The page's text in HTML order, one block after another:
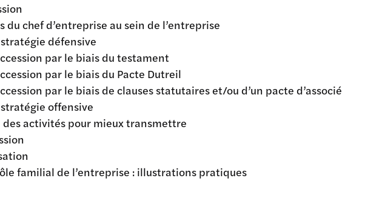
du chef d’entreprise au sein de l’entreprise
défensive
par le biais du testament
par le biais du Pacte Dutreil
par le biais de clauses statutaires et/ou d’un pacte d’associé
offensive
des activités pour mieux transmettre
familial de l’entreprise : illustrations pratiques